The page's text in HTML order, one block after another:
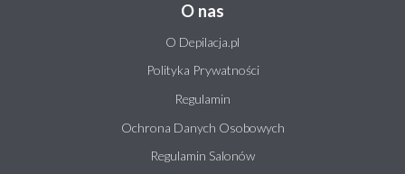
O nas
O Depilacja.pl
Polityka Prywatności
Regulamin
Ochrona Danych Osobowych
Regulamin Salonów